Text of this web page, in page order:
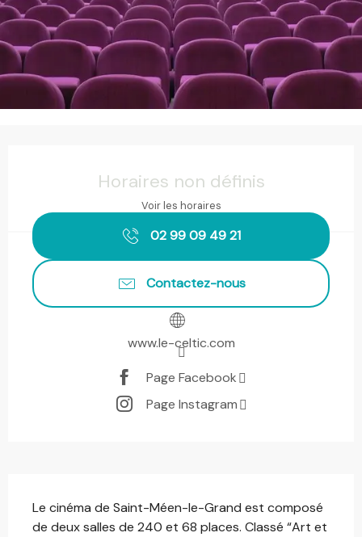
Horaires non définis
Voir les horaires
02 99 09 49 21
Contactez-nous
www.le-celtic.com
Page Facebook
Page Instagram
Le cinéma de Saint-Méen-le-Grand est composé
de deux salles de 240 et 68 places. Classé “Art et